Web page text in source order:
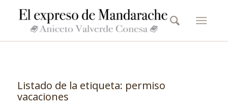
Listado de la etiqueta: permiso
vacaciones